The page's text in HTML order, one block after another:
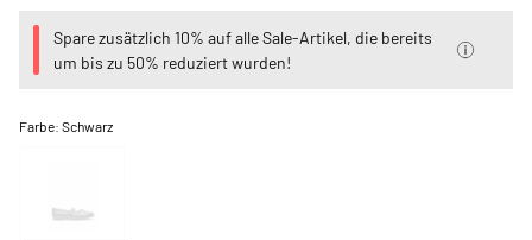
Spare zusätzlich 10% auf alle Sale-Artikel, die bereits
um bis zu 50% reduziert wurden!
Farbe:Schwarz